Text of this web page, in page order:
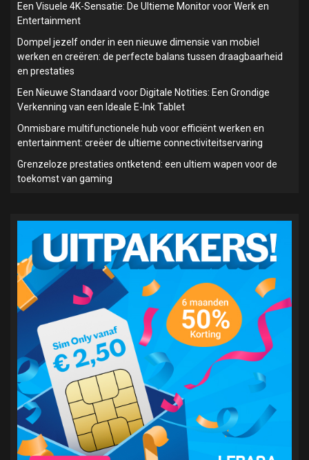
Een Visuele 4K-Sensatie: De Ultieme Monitor voor Werk en
Entertainment
Dompel jezelf onder in een nieuwe dimensie van mobiel
werken en creëren: de perfecte balans tussen draagbaarheid
en prestaties
Een Nieuwe Standaard voor Digitale Notities: Een Grondige
Verkenning van een Ideale E-Ink Tablet
Onmisbare multifunctionele hub voor efficiënt werken en
entertainment: creëer de ultieme connectiviteitservaring
Grenzeloze prestaties ontketend: een ultiem wapen voor de
toekomst van gaming